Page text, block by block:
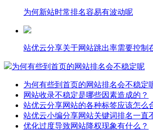
为何新站时常排名容易有波动呢
站优云分享关于网站跳出率需要控制
为何有些到首页的网站排名会不稳定呢
为何有些到首页的网站排名会不稳定
网站收录不稳定是哪些因素造成的？
站优云分享网站的各种标签应该怎么
站优云小编分享网站关键词排名一直
优化过度导致网站降权现象有什么？